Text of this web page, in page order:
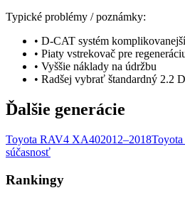
Typické problémy / poznámky:
• D-CAT systém
• Piaty vstrekovač pre
• Vyššie náklady na údržbu
• Radšej vybrať štandardný 2.2
Ďalšie generácie
Toyota RAV4 XA402012–2018Toyota
súčasnosť
Rankingy